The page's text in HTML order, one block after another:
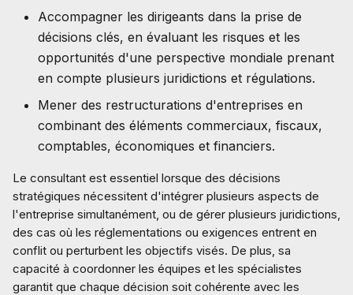
Accompagner les dirigeants dans la prise de
décisions clés, en évaluant les risques et les
opportunités d'une perspective mondiale prenant
en compte plusieurs juridictions et régulations.
Mener des restructurations d'entreprises en
combinant des éléments commerciaux, fiscaux,
comptables, économiques et financiers.
Le consultant est essentiel lorsque des décisions
stratégiques nécessitent d'intégrer plusieurs aspects de
l'entreprise simultanément, ou de gérer plusieurs juridictions,
des cas où les réglementations ou exigences entrent en
conflit ou perturbent les objectifs visés. De plus, sa
capacité à coordonner les équipes et les spécialistes
garantit que chaque décision soit cohérente avec les